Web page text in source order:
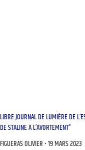
LIBRE JOURNAL DE LUMIÈRE DE
DE STALINE À L’AVORTEMENT”
FIGUERAS OLIVIER 19 MARS 2023